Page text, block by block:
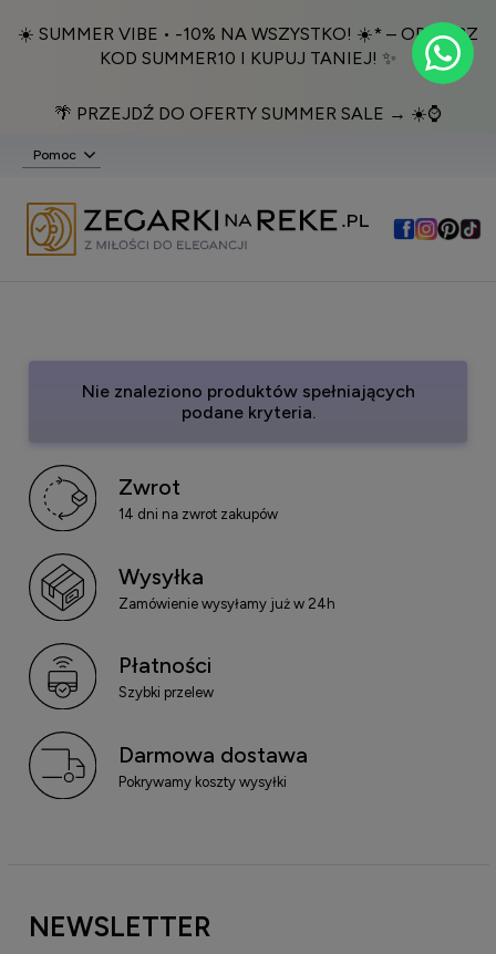
☀️ SUMMER VIBE • -10% NA WSZYSTKO! ☀️* – ODBIERZ
KOD SUMMER10 I KUPUJ TANIEJ! ✨
🌴 PRZEJDŹ DO OFERTY SUMMER SALE → ☀️⌚️
Pomoc
Nie znaleziono produktów spełniających
podane kryteria.
Zwrot
14 dni na zwrot zakupów
Wysyłka
Zamówienie wysyłamy już w 24h
Płatności
Szybki przelew
Darmowa dostawa
Pokrywamy koszty wysyłki
NEWSLETTER